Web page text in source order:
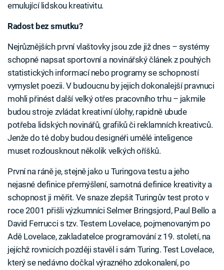
emulující lidskou kreativitu.
Radost bez smutku?
Nejrůznějších první vlaštovky jsou zde již dnes – systémy
schopné napsat sportovní a novinářský článek z pouhých
statistických informací nebo programy se schopností
vymyslet poezii. V budoucnu by jejich dokonalejší pravnuci
mohli přinést další velký otřes pracovního trhu – jakmile
budou stroje zvládat kreativní úlohy, rapidně ubude
potřeba lidských novinářů, grafiků či reklamních kreativců.
Jenže do té doby budou designéři umělé inteligence
muset rozlousknout několik velkých oříšků.
První na ráně je, stejně jako u Turingova testu a jeho
nejasné definice přemýšlení, samotná definice kreativity a
schopnost ji měřit. Ve snaze zlepšit Turingův test proto v
roce 2001 přišli výzkumníci Selmer Bringsjord, Paul Bello a
David Ferrucci s tzv. Testem Lovelace, pojmenovaným po
Adě Lovelace, zakladatelce programování z 19. století, na
jejíchž rovnicích později stavěl i sám Turing. Test Lovelace,
který se nedávno dočkal výrazného zdokonalení, po